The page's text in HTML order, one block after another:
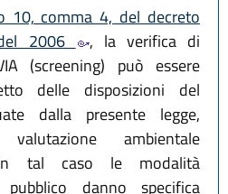
10, comma 4, del decreto
2006
, la verifica di
(screening) può essere
delle disposizioni del
dalla presente legge,
ambientale
In tal caso le modalità
danno specifica